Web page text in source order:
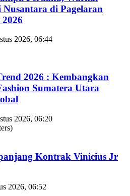
di Pagelaran
2026, 06:44
2026 : Kembangkan
Sumatera Utara
2026, 06:20
Kontrak Vinicius Jr
2026, 06:52